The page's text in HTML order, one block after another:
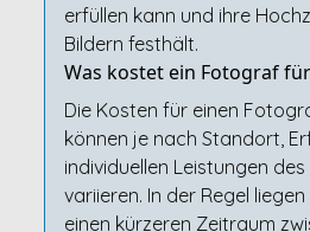
erfüllen kann und ihre
Bildern festhält.
Was kostet ein Fotograf
Die Kosten für einen
können je nach Standort,
individuellen Leistungen
variieren. In der Regel
einen kürzeren Zeitraum